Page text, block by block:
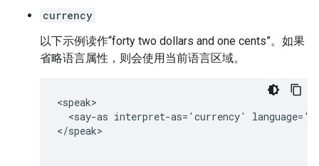
currency
以下示例读作“forty two dollars and one cents”。如果
省略语言属性，则会使用当前语言区域。
<speak>
<say-as interpret-as='currency'
</speak>